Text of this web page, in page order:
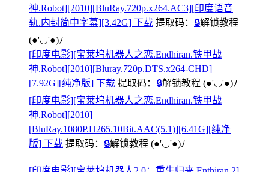
神.Robot][2010][BluRay.720p.x264.AC3][印度语音
轨.内封简中字幕][3.42G] 下载 提取码： 🔒解锁教程
(●'◡'●)ﾉ
[印度电影][宝莱坞机器人之恋.Endhiran.铁甲战
神.Robot][2010][Bluray.720p.DTS.x264-CHD]
[7.92G][纯净版] 下载 提取码： 🔒解锁教程 (●'◡'●)ﾉ
[印度电影][宝莱坞机器人之恋.Endhiran.铁甲战
神.Robot][2010]
[BluRay.1080P.H265.10Bit.AAC(5.1)][6.41G][纯净
版] 下载 提取码： 🔒解锁教程 (●'◡'●)ﾉ